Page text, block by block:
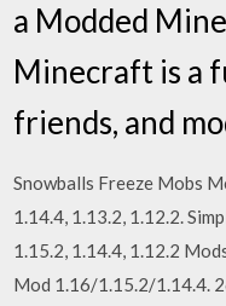
a Modded
Minecraft is a
friends, and
Snowballs Freeze Mobs
1.14.4, 1.13.2, 1.12.2.
1.15.2, 1.14.4, 1.12.2
Mod 1.16/1.15.2/1.14.4.